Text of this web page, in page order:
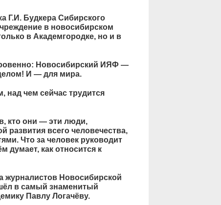
Г.И. Будкера Сибирского
в новосибирском
в Академгородке, но и в
Новосибирский ИЯФ —
И — для мира.
над чем сейчас трудится
кто они — эти люди,
всего человечества,
Что за человек руководит
думает, как относится к
журналистов Новосибирской
в самый знаменитый
Павлу Логачёву.